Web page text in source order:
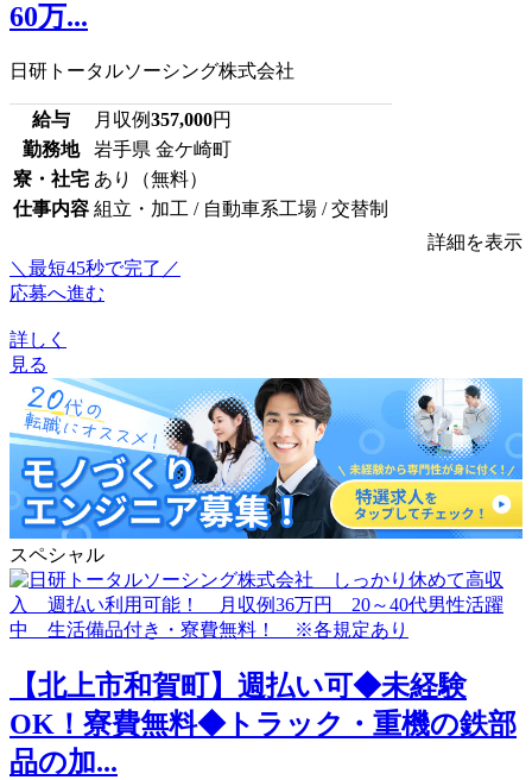
60万...
日研トータルソーシング株式会社
給与 月収例357,000円
勤務地
岩手県 金ケ崎町
寮・社宅 あり（無料）
仕事内容 組立・加工 / 自動車系工場 / 交替制
詳細を表示
＼最短45秒で完了／
応募へ進む
詳しく
見る
スペシャル
【北上市和賀町】週払い可◆未経験
OK！寮費無料◆トラック・重機の鉄部
品の加...